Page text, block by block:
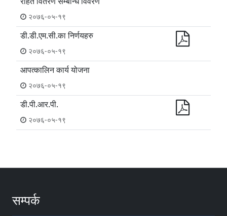
२०७६-०५-१९
डी.डी.एम.सी.का निर्णयहरु
२०७६-०५-१९
आपत्कालिन कार्य योजना
२०७६-०५-१९
डी‍.पी.आर.पी.
२०७६-०५-१९
सम्पर्क